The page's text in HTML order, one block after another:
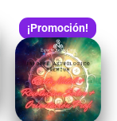
¡Promoción!
El
precio
original
era:
$20.500,00.
El
es: